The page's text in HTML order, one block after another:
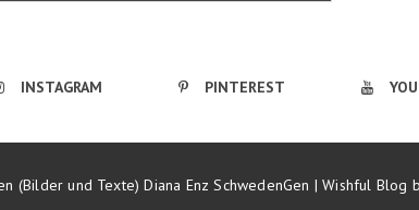
INSTAGRAM PINTEREST
(Bilder und Texte) Diana Enz SchwedenGen | Wishful Blog